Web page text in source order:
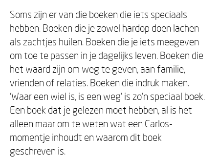
Soms zijn er van die boeken die iets speciaals
hebben. Boeken die je zowel hardop doen lachen
als zachtjes huilen. Boeken die je iets meegeven
om toe te passen in je dagelijks leven. Boeken die
het waard zijn om weg te geven, aan familie,
vrienden of relaties. Boeken die indruk maken.
‘Waar een wiel is, is een weg’ is zo’n speciaal boek.
Een boek dat je gelezen moet hebben, al is het
alleen maar om te weten wat een Carlos-
momentje inhoudt en waarom dit boek
geschreven is.